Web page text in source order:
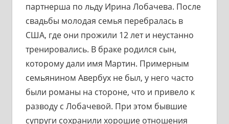
партнерша по льду Ирина Лобачева. После
свадьбы молодая семья перебралась в
США, где они прожили 12 лет и неустанно
тренировались. В браке родился сын,
которому дали имя Мартин. Примерным
семьянином Авербух не был, у него часто
были романы на стороне, что и привело к
разводу с Лобачевой. При этом бывшие
супруги сохранили хорошие отношения